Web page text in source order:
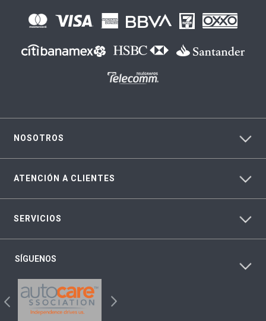
NOSOTROS
ATENCIÓN A CLIENTES
SERVICIOS
SÍGUENOS